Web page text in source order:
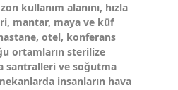
kullanım alanını, hızla
mantar, maya ve küf
otel, konferans
ortamların sterilize
santralleri ve soğutma
insanların hava